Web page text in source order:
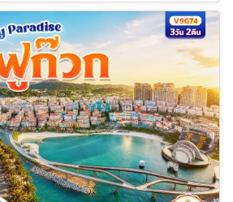
06 ธ.ค. 69 - 09 ธ.ค. 69